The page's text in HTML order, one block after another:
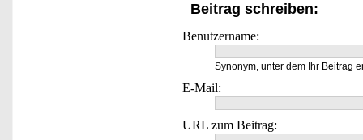
Beitrag schreiben:
Benutzername:
Synonym, unter dem Ihr Beitrag
E-Mail:
URL zum Beitrag: